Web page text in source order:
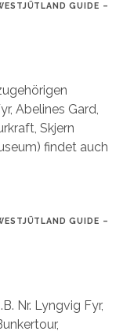
GUIDE –
Abelines Gard,
Skjern
findet auch
GUIDE –
Nr. Lyngvig Fyr,